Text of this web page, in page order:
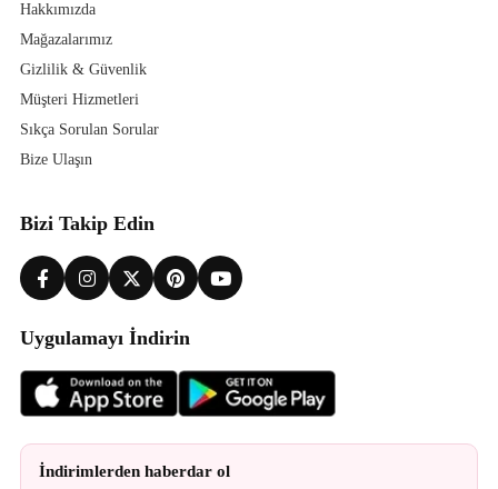
Hakkımızda
Mağazalarımız
Gizlilik & Güvenlik
Müşteri Hizmetleri
Sıkça Sorulan Sorular
Bize Ulaşın
Bizi Takip Edin
Uygulamayı İndirin
İndirimlerden haberdar ol